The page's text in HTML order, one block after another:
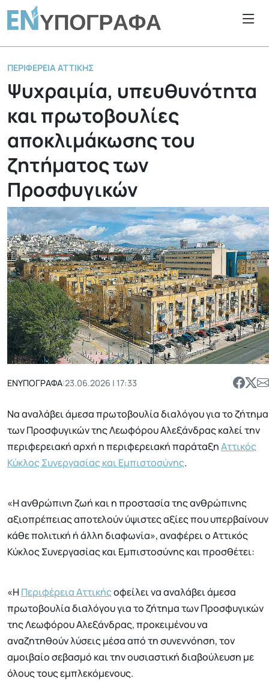
ΠΕΡΙΦΈΡΕΙΑ ΑΤΤΙΚΉΣ
Ψυχραιμία, υπευθυνότητα
και πρωτοβουλίες
αποκλιμάκωσης του
ζητήματος των
Προσφυγικών
ΕΝΥΠΟΓΡΑΦΑ|23.06.2026 | 17:33
Να αναλάβει άμεσα πρωτοβουλία διαλόγου για το ζήτημα
των Προσφυγικών της Λεωφόρου Αλεξάνδρας καλεί την
περιφερειακή αρχή η περιφερειακή παράταξηΑττικός
Κύκλος Συνεργασίας και Εμπιστοσύνης.
«Η ανθρώπινη ζωή και η προστασία της ανθρώπινης
αξιοπρέπειας αποτελούν ύψιστες αξίες που υπερβαίνουν
κάθε πολιτική ή άλλη διαφωνία», αναφέρει ο Αττικός
Κύκλος Συνεργασίας και Εμπιστοσύνης και προσθέτει:
«Η Περιφέρεια Αττικήςοφείλει να αναλάβει άμεσα
πρωτοβουλία διαλόγου για το ζήτημα των Προσφυγικών
της Λεωφόρου Αλεξάνδρας, προκειμένου να
αναζητηθούν λύσεις μέσα από τη συνεννόηση, τον
αμοιβαίο σεβασμό και την ουσιαστική διαβούλευση με
όλους τους εμπλεκόμενους.